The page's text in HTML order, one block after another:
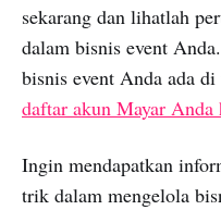
sekarang dan lihatlah
dalam bisnis event
bisnis event Anda ada
daftar akun Mayar
Ingin mendapatkan
trik dalam mengelola